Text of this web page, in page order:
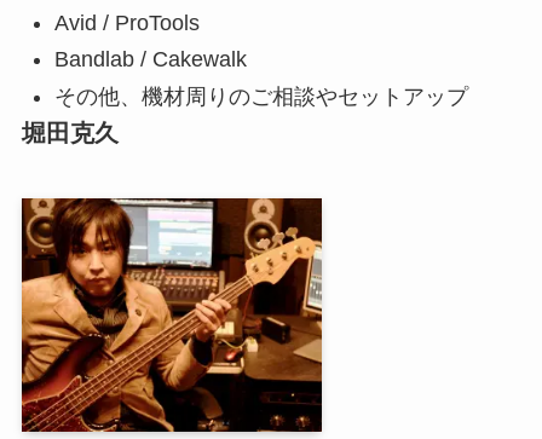
Avid / ProTools
Bandlab / Cakewalk
その他、機材周りのご相談やセットアップ
堀田克久